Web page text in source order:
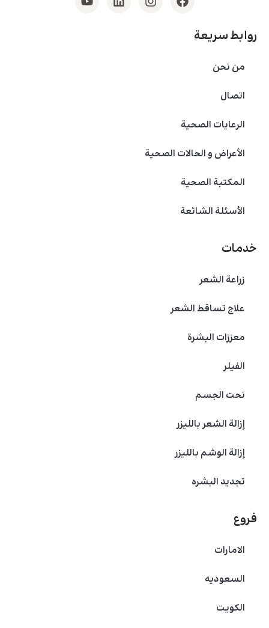
فروع
الامارات
السعودیه
الکویت
خدمات
زراعة الشعر
علاج تساقط الشعر
معززات البشرة
الفیلر
نحت الجسم
إزالة الشعر بالليزر
إزالة الوشم بالليزر
تجديد البشره
روابط سريعة
من نحن
اتصال
الرعايات الصحية
الأعراض و الحالات الصحية
المكتبة الصحية
الأسئلة الشائعة